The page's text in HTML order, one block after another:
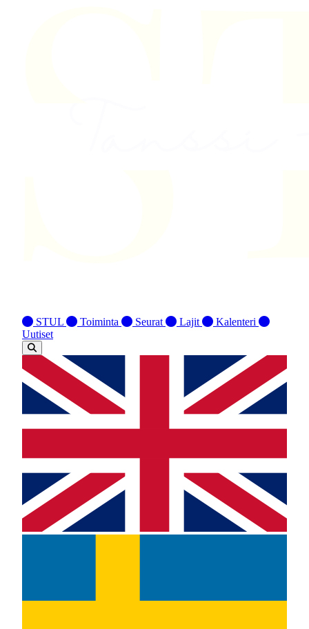
STUL Toiminta Seurat Lajit
Kalenteri
Uutiset